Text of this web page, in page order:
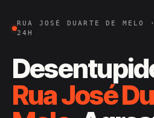
RUA JOSÉ DUARTE DE
24H
Rua José